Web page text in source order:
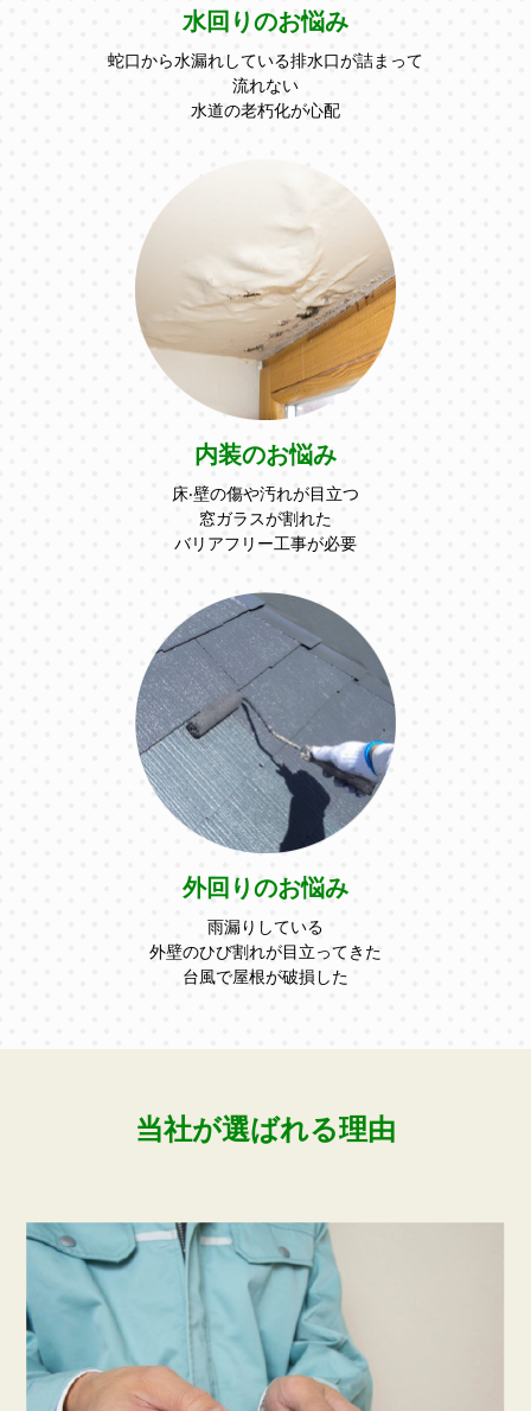
水回りのお悩み
蛇⼝から⽔漏れしている排⽔⼝が詰まって
流れない
⽔道の⽼朽化が⼼配
内装のお悩み
床‧壁の傷や汚れが⽬⽴つ
窓ガラスが割れた
バリアフリー⼯事が必要
外回りのお悩み
⾬漏りしている
外壁のひび割れが⽬⽴ってきた
台⾵で屋根が破損した
当社が選ばれる理由